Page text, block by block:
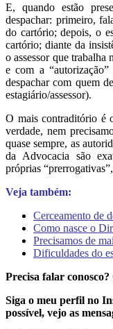
E, quando estão
despachar: primeiro,
do cartório; depois, o
cartório; diante da
o assessor que
e com a
despachar com quem
estagiário/assessor).
O mais contraditório é
verdade, nem
quase sempre, as
da Advocacia são
próprias
Veja também:
Cerceamento de
Como nasce o
Precisamos de
Dificuldades do
Precisa falar
Siga o meu perfil no
possível, vejo as